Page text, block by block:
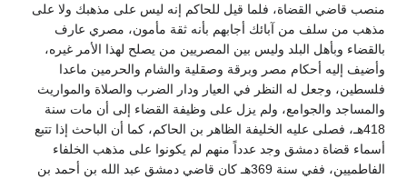
منصب قاضي القضاة، فلما قيل للحاكم إنه ليس على مذهبك ولا على
مذهب من سلف من آبائك أجابهم بأنه ثقة مأمون، مصري عارف
بالقضاء وبأهل البلد وليس بين المصريين من يصلح لهذا الأمر غيره،
وأضيف إليه أحكام مصر وبرقة وصقلية والشام والحرمين ماعدا
فلسطين، وجعل له النظر في العيار ودار الضرب والصلاة والمواريث
والمساجد والجوامع، ولم يزل على وظيفة القضاء إلى أن مات سنة
418هـ، فصلى عليه الخليفة الظاهر بن الحاكم، كما أن الباحث إذا تتبع
أسماء قضاة دمشق وجد عدداً منهم لم يكونوا على مذهب الخلفاء
الفاطميين، ففي سنة 369هـ كان قاضي دمشق عبد الله بن أحمد بن